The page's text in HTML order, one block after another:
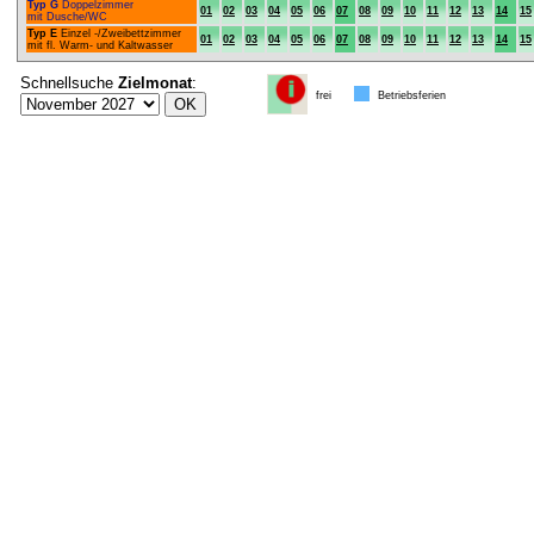
Typ G Doppelzimmer
mit Dusche/WC
01 02 03 04 05 06 07 08 09 10 11 12 13 14
15
Typ E Einzel -/Zweibettzimmer
mit fl. Warm- und Kaltwasser
01 02 03 04 05 06 07 08 09 10 11 12 13 14 15
Schnellsuche Zielmonat:
frei Betriebsferien